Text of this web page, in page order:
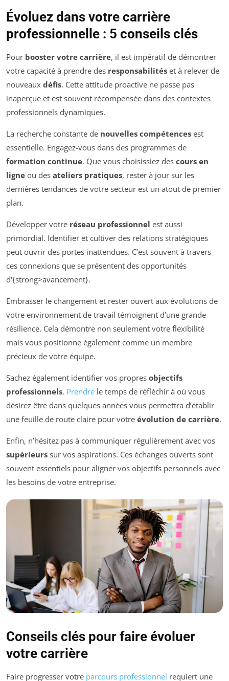
Évoluez dans votre carrière
professionnelle : 5 conseils clés
Pour booster votre carrière, il est impératif de démontrer
votre capacité à prendre des responsabilités et à relever de
nouveaux défis. Cette attitude proactive ne passe pas
inaperçue et est souvent récompensée dans des contextes
professionnels dynamiques.
La recherche constante de nouvelles compétences est
essentielle. Engagez-vous dans des programmes de
formation continue. Que vous choisissiez des cours en
ligne ou des ateliers pratiques, rester à jour sur les
dernières tendances de votre secteur est un atout de premier
plan.
Développer votre réseau professionnel est aussi
primordial. Identifier et cultiver des relations stratégiques
peut ouvrir des portes inattendues. C’est souvent à travers
ces connexions que se présentent des opportunités
d'{strong>avancement}.
Embrasser le changement et rester ouvert aux évolutions de
votre environnement de travail témoignent d’une grande
résilience. Cela démontre non seulement votre flexibilité
mais vous positionne également comme un membre
précieux de votre équipe.
Sachez également identifier vos propres objectifs
professionnels. Prendre le temps de réfléchir à où vous
désirez être dans quelques années vous permettra d’établir
une feuille de route claire pour votre évolution de carrière.
Enfin, n’hésitez pas à communiquer régulièrement avec vos
supérieurs sur vos aspirations. Ces échanges ouverts sont
souvent essentiels pour aligner vos objectifs personnels avec
les besoins de votre entreprise.
Conseils clés pour faire évoluer
votre carrière
Faire progresser votre parcours professionnel requiert une